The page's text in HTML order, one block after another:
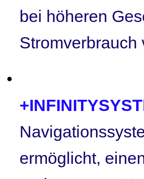
bei höheren
Stromverbrauch
ermöglicht,